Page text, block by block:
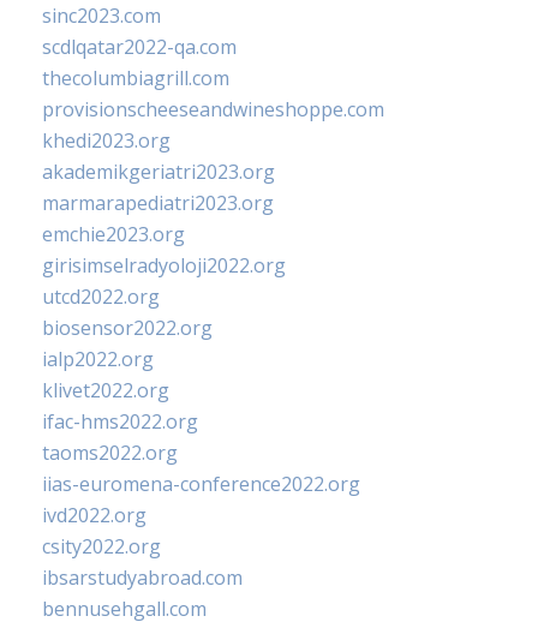
sinc2023.com
scdlqatar2022-qa.com
thecolumbiagrill.com
provisionscheeseandwineshoppe.com
khedi2023.org
akademikgeriatri2023.org
marmarapediatri2023.org
emchie2023.org
girisimselradyoloji2022.org
utcd2022.org
biosensor2022.org
ialp2022.org
klivet2022.org
ifac-hms2022.org
taoms2022.org
iias-euromena-conference2022.org
ivd2022.org
csity2022.org
ibsarstudyabroad.com
bennusehgall.com